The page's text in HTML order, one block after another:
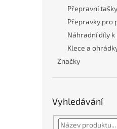
Přepravní
Přepravky pro
Náhradní díly
Klece a
Značky
Vyhledávání